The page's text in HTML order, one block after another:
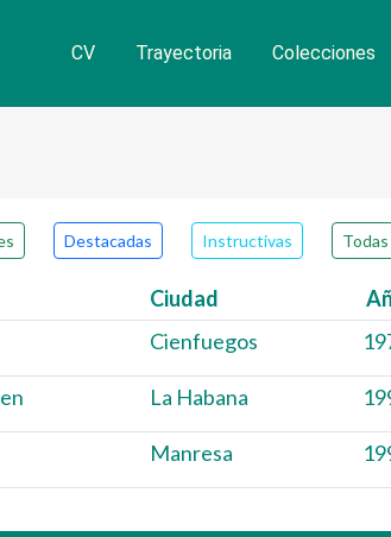
CV Trayectoria Colecciones
Destacadas Instructivas Todas
Ciudad
Cienfuegos
La Habana
Manresa